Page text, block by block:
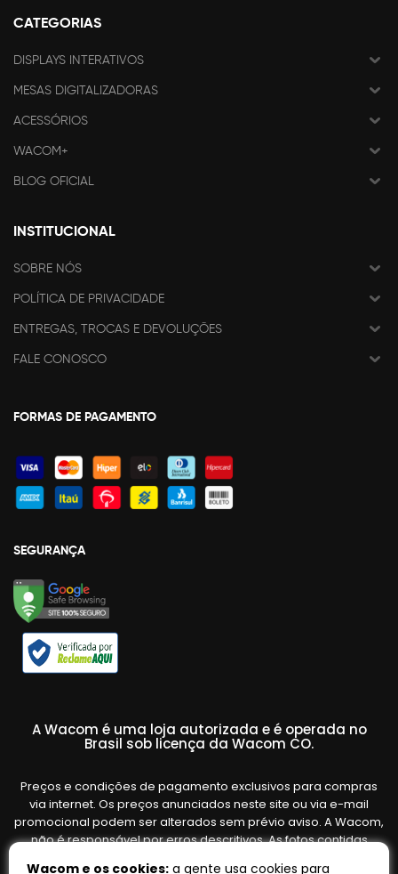
CATEGORIAS
DISPLAYS INTERATIVOS
MESAS DIGITALIZADORAS
ACESSÓRIOS
WACOM+
BLOG OFICIAL
INSTITUCIONAL
SOBRE NÓS
POLÍTICA DE PRIVACIDADE
ENTREGAS, TROCAS E DEVOLUÇÕES
FALE CONOSCO
FORMAS DE PAGAMENTO
SEGURANÇA
A Wacom é uma loja autorizada e é operada no
Brasil sob licença da Wacom CO.
Preços e condições de pagamento exclusivos para compras
via internet. Os preços anunciados neste site ou via e-mail
promocional podem ser alterados sem prévio aviso. A Wacom,
não é responsável por erros descritivos. As fotos contidas
Wacom e os cookies: a gente usa cookies para